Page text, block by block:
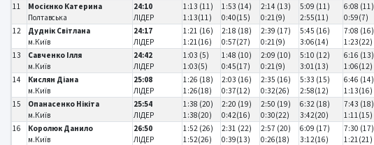
11
Мосієнко Катерина
Полтавська
24:10
ЛІДЕР
1:13 (11)
1:13(11)
1:53 (14)
0:40(15)
2:14 (13)
0:21(9)
5:09 (11)
2:55(11)
6:08 (11)
0:59(7)
12
Дуднік Світлана
м.Київ
24:17
ЛІДЕР
1:21 (16)
1:21(16)
2:18 (18)
0:57(27)
2:39 (17)
0:21(9)
5:45 (16)
3:06(14)
7:08 (16)
1:23(22)
13
Савченко Ілля
м.Київ
24:42
ЛІДЕР
1:03 (5)
1:03(5)
1:48 (10)
0:45(17)
2:09 (10)
0:21(9)
5:10 (12)
3:01(13)
6:16 (13)
1:06(12)
14
Кислян Діана
м.Київ
25:08
ЛІДЕР
1:26 (18)
1:26(18)
2:03 (16)
0:37(12)
2:35 (16)
0:32(26)
5:33 (15)
2:58(12)
6:46 (14)
1:13(16)
15
Опанасенко Нікіта
м.Київ
25:54
ЛІДЕР
1:38 (20)
1:38(20)
2:20 (19)
0:42(16)
2:50 (19)
0:30(22)
6:32 (18)
3:42(20)
7:43 (18)
1:11(15)
16
Королюк Данило
м.Київ
26:50
ЛІДЕР
1:52 (26)
1:52(26)
2:31 (22)
0:39(13)
2:57 (20)
0:26(18)
6:09 (17)
3:12(16)
7:30 (17)
1:21(21)